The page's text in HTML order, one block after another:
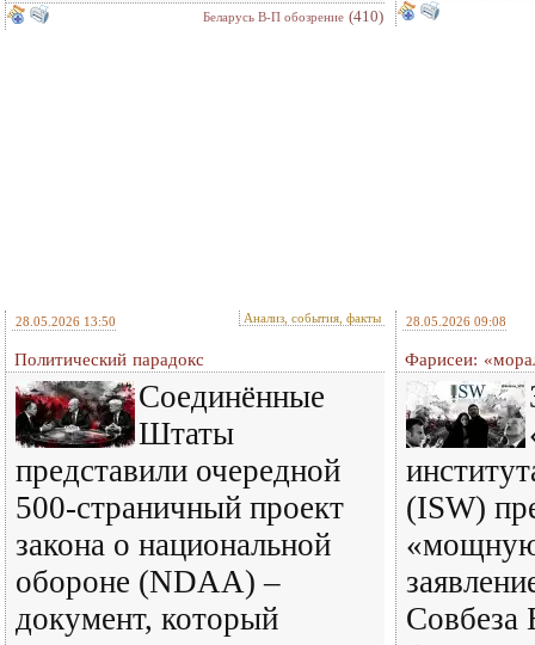
Беларусь В-П обозрение (410)
28.05.2026 13:50 Анализ, события, факты
Политический парадокс
Соединённые
Штаты
представили очередной
500‑страничный проект
закона о национальной
обороне (NDAA) –
документ, который
28.05.2026 09:08
Фарисеи:
(ISW)
Совбеза